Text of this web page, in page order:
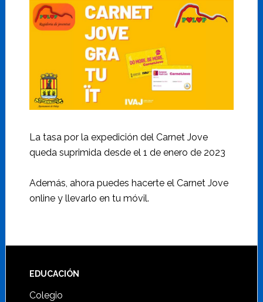
La tasa por la expedición del Carnet Jove
queda suprimida desde el 1 de enero de 2023
Además, ahora puedes hacerte el Carnet Jove
online y llevarlo en tu móvil.
Footer
EDUCACIÓN
Colegio